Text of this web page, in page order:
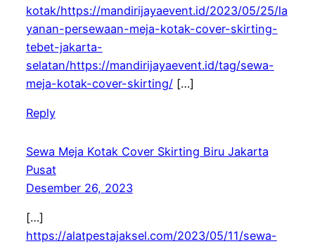
kotak/https://mandirijayaevent.id/2023/05/25/la
yanan-persewaan-meja-kotak-cover-skirting-
tebet-jakarta-
selatan/https://mandirijayaevent.id/tag/sewa-
meja-kotak-cover-skirting/[…]
Reply
Sewa Meja Kotak Cover Skirting Biru Jakarta
Pusat
Desember 26, 2023
[…]
https://alatpestajaksel.com/2023/05/11/sewa-